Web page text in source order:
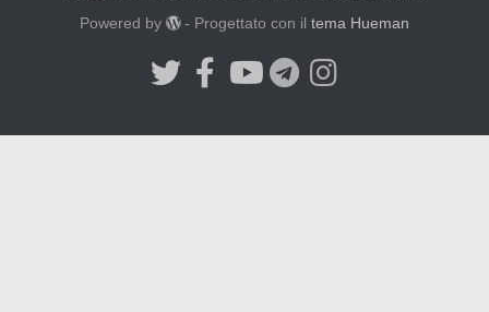
Powered by - Progettato con iltema Hueman